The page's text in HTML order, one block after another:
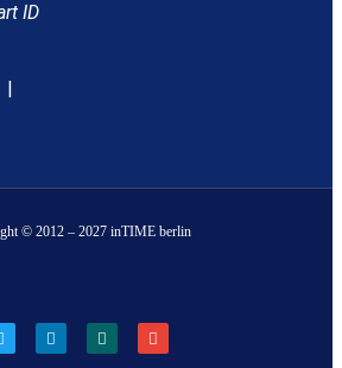
ID
|
© 2012 – 2027 inTIME berlin